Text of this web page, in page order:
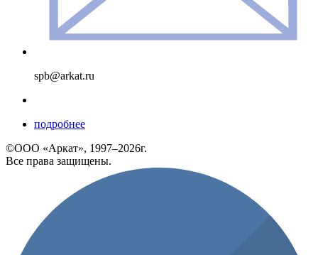
spb@arkat.ru
подробнее
©ООО «Аркат», 1997–2026г.
Все права защищены.